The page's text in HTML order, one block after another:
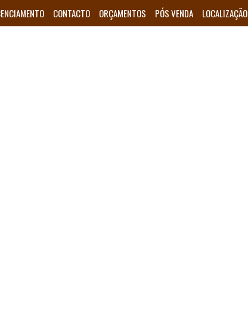
CONTACTO ORÇAMENTOS PÓS VENDA LOCALIZAÇÃO